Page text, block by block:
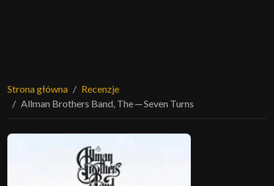
Strona główna
Recenzje
Allman Brothers Band, The ─ Seven Turns